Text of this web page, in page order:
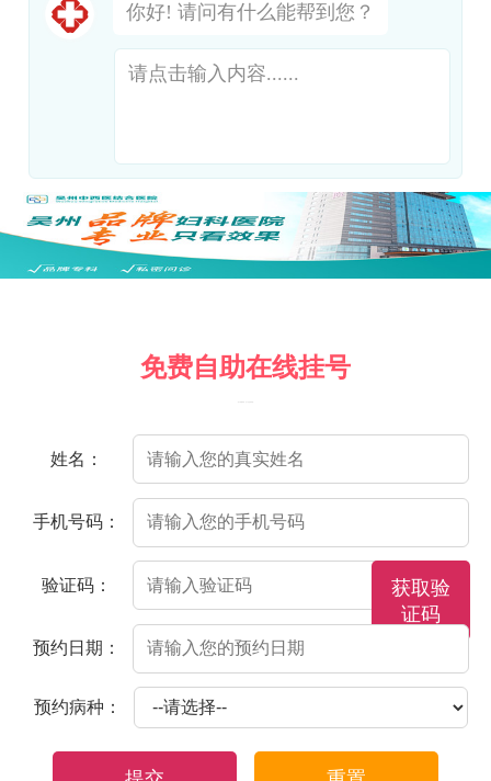
你好! 请问有什么能帮到您？
免费自助在线挂号
姓名：
手机号码：
验证码：
获取验
证码
预约日期：
预约病种：